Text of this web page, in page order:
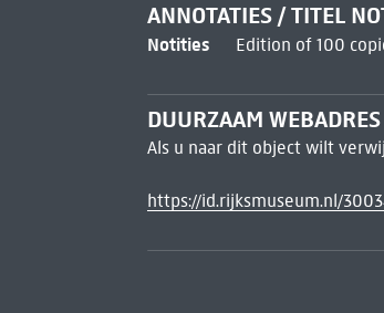
ANNOTATIES / TITEL
Notities Edition of 100
DUURZAAM WEBADRES
Als u naar dit object wilt
https://id.rijksmuseum.nl/